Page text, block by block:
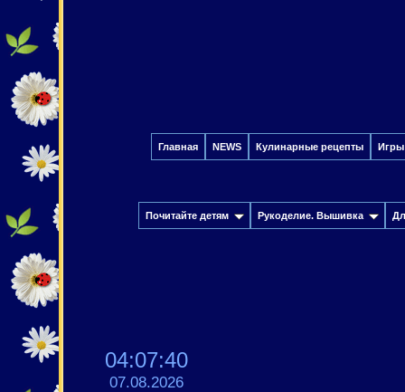
Главная NEWS Кулинарные рецепты Игры
Почитайте детям Рукоделие. Вышивка
04:07:41
07.08.2026